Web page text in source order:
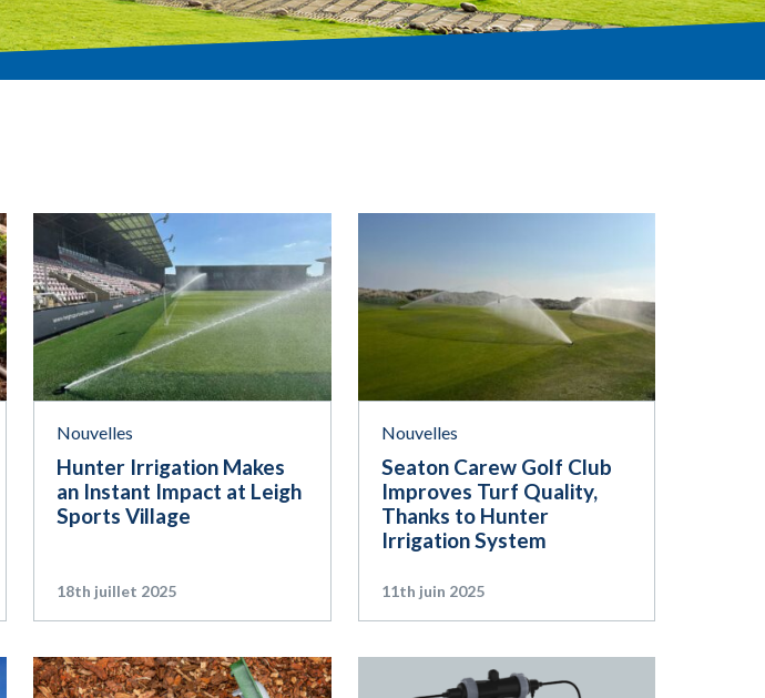
Nouvelles
Hunter Irrigation Makes
an Instant Impact at Leigh
Sports Village
18th juillet 2025
Nouvelles
Seaton Carew Golf Club
Improves Turf Quality,
Thanks to Hunter
Irrigation System
11th juin 2025